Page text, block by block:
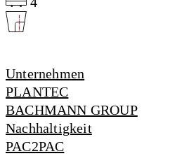
Unternehmen
PLANTEC
BACHMANN GROUP
Nachhaltigkeit
PAC2PAC